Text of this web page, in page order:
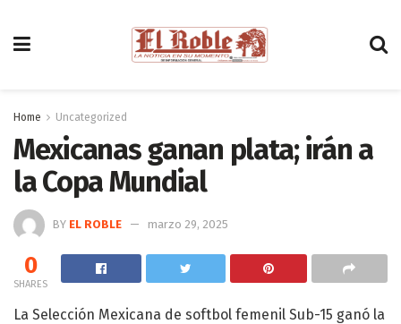
Home Uncategorized
Mexicanas ganan plata; irán a
la Copa Mundial
BY EL ROBLE marzo 29, 2025
0
SHARES
La Selección Mexicana de softbol femenil Sub-15 ganó la